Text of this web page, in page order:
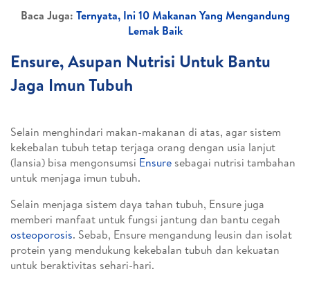
Baca Juga: Ternyata, Ini 10 Makanan Yang Mengandung
Lemak Baik
Ensure, Asupan Nutrisi Untuk Bantu
Jaga Imun Tubuh
Selain menghindari makan-makanan di atas, agar sistem
kekebalan tubuh tetap terjaga orang dengan usia lanjut
(lansia) bisa mengonsumsi Ensure sebagai nutrisi tambahan
untuk menjaga imun tubuh.
Selain menjaga sistem daya tahan tubuh, Ensure juga
memberi manfaat untuk fungsi jantung dan bantu cegah
osteoporosis. Sebab, Ensure mengandung leusin dan isolat
protein yang mendukung kekebalan tubuh dan kekuatan
untuk beraktivitas sehari-hari.